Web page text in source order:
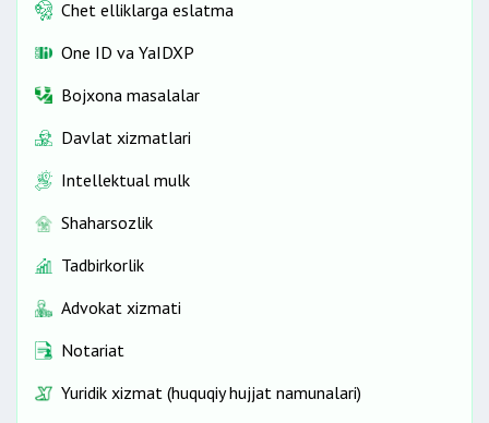
Chet elliklarga eslatma
One ID vа YaIDXP
Bojxona masalalar
Davlat xizmatlari
Intellektual mulk
Shaharsozlik
Tadbirkorlik
Advokat xizmati
Notariat
Yuridik xizmat (huquqiy hujjat namunalari)